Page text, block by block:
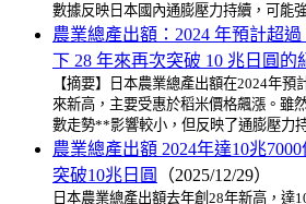
數據反映日本國內通膨壓力持續，可能
農業總產出額：2024 年預計超過
下 28 年來再次突破 10 兆日圓的
【摘要】日本農業總產出額在2024年預
來新高，主要受惠於稻米價格飆漲。雖
數走勢**影響較小，但反映了通膨壓力
農業總產出額 2024年達10兆
突破10兆日圓
（2025/12/29）
日本農業總產出額去年創28年新高，達